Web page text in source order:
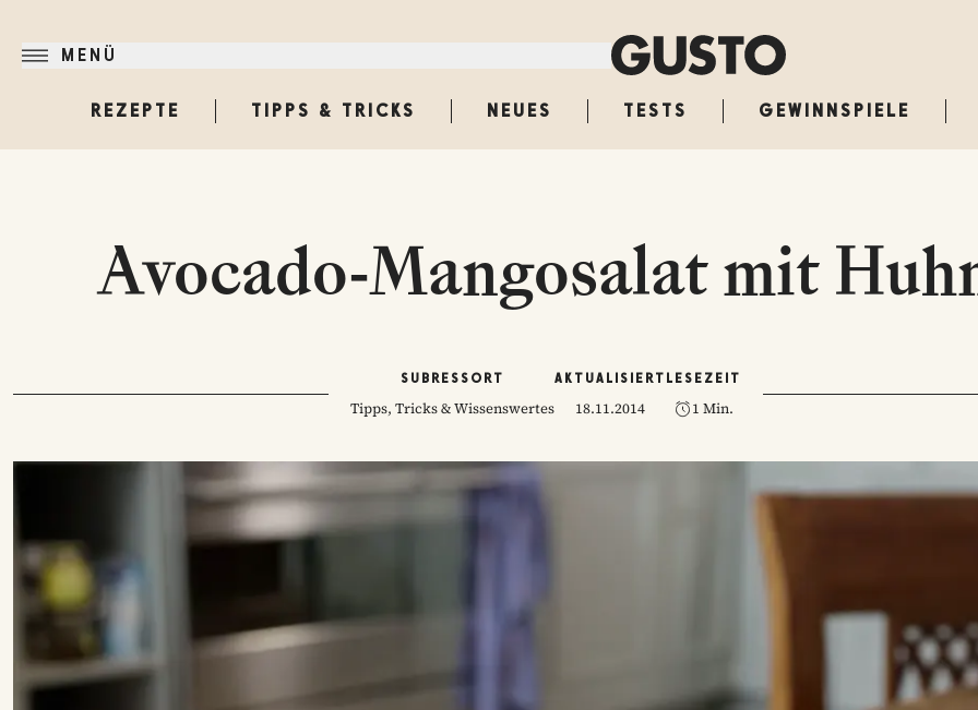
MENÜ
REZEPTE TIPPS & TRICKS NEUES TESTS GEWINNSPIELE
Avocado-Mangosalat mit
SUBRESSORT
Tipps, Tricks & Wissenswertes
AKTUALISIERT
18.11.2014
LESEZEIT
1 Min.